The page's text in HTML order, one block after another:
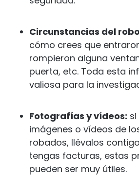
Circunstancias del
cómo crees que
rompieron alguna
puerta, etc. Toda esta
valiosa para la
Fotografías y vídeos:
imágenes o vídeos de
robados, llévalos
tengas facturas, estas
pueden ser muy útiles.